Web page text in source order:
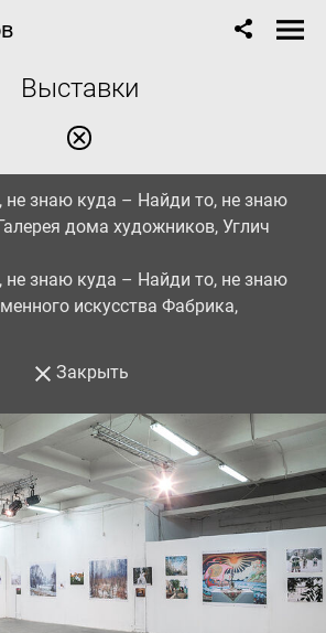
Выставки
не знаю куда – Найди то, не знаю
дома художников, Углич
не знаю куда – Найди то, не знаю
искусства Фабрика,
Закрыть